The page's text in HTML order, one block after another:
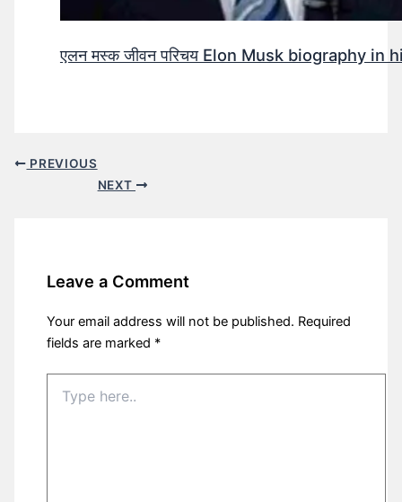
एलन मस्क जीवन परिचय Elon Musk biography in
PREVIOUS
NEXT
Leave a Comment
Your email address will not be published. Required
fields are marked *
here..